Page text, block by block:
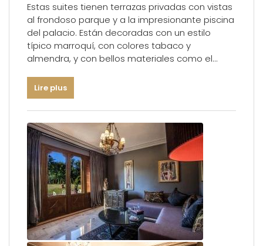
Estas suites tienen terrazas privadas con vistas
al frondoso parque y a la impresionante piscina
del palacio. Están decoradas con un estilo
típico marroquí, con colores tabaco y
almendra, y con bellos materiales como el
Tamaño: 49 m² (492 pies cuadrados)
Dormitorios: Uno
Duerme : Una cama doble
Cama supletoria: Sí
Ocupación: Dos adultos y un niño menor de 12
años
Baño : Mármol
Ubicación : Nivel del jardín
Vista : Parque y piscina
Productos de hostelería : Gama alta de la
marca Anne Semonin
Lire plus